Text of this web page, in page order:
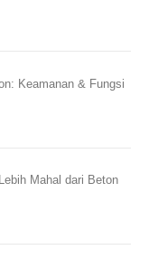
Keamanan & Fungsi
Mahal dari Beton